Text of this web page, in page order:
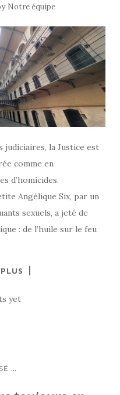
Notre équipe
judiciaires, la Justice est
comme en
d’homicides.
Angélique Six, par un
sexuels, a jeté de
: de l’huile sur le feu
yet
...